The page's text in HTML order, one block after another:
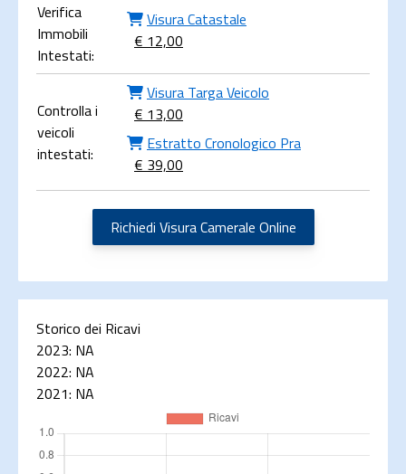
Verifica
Immobili
Intestati:
Visura Catastale
€ 12,00
Controlla i
veicoli
intestati:
Visura Targa Veicolo
€ 13,00
Estratto Cronologico Pra
€ 39,00
Richiedi Visura Camerale Online
Storico dei Ricavi
2023: NA
2022: NA
2021: NA